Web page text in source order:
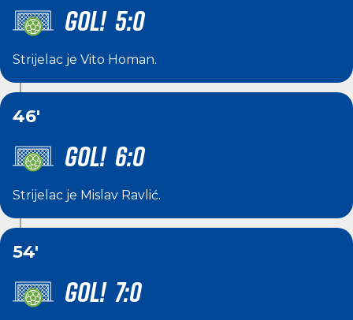
GOL! 5:0
Strijelac je Vito Homan.
46'
GOL! 6:0
Strijelac je Mislav Ravlić.
54'
GOL! 7:0